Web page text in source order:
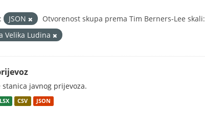
JSON Otvorenost skupa prema Tim Berners-Lee skali:
Velika Ludina
stanica javnog prijevoza.
CSV JSON